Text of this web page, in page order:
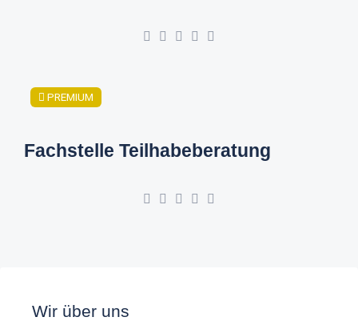
PREMIUM
Fachstelle Teilhabeberatung
Wir über uns